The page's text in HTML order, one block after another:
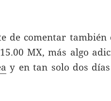
de comentar
MX, más algo
y en tan solo dos